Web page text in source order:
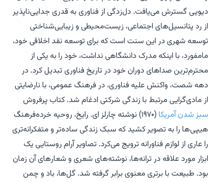
دیویی گسترش می‌یافت. دل‌زدگی از فناوری به قدری جدایی‌ناپذیر
از رد پتانسیل‌های اجتماعی، زیست‌محیطی و زیبایی‌شناختی
توسعه شهری در این سنت است که برای توسعه نقد اخلاقی خود،
مامفورد، با اینکه مدرک دانشگاهی نداشت، خود را به یکی از
محترم‌ترین صداهای دوران خود در تاریخ فناوری تبدیل کرد. در
دهه شصت، واکنش علیه فناوری، در فرهنگ عمومی، با نارضایتی
از مادی‌گرایی مرتبط با زندگی شرکتی ادغام شد. کتاب پرفروش
سبز شدن آمریکا
(۱۹۷۰) نوشته چارلز ای. رایخ، روحیه خرده‌فرهنگ
هیپی‌ها را به تصویر کشید که سبک زندگی ساده‌تر و متفکرانه‌تری
را عاری از لوازم فناورانه ترویج می‌کرد. تصاویر آرام روستایی یک
ابزار مورد علاقه در ترانه‌ها، نوشته‌های شعری و شعارهای آن زمان
بود. طبیعت با برتری معنوی برابر گرفته شد. گل‌ها، باد و چمن